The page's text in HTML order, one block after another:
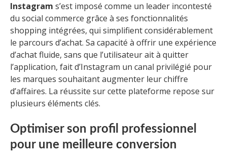
Instagram s’est imposé comme un leader incontesté
du social commerce grâce à ses fonctionnalités
shopping intégrées, qui simplifient considérablement
le parcours d’achat. Sa capacité à offrir une expérience
d’achat fluide, sans que l’utilisateur ait à quitter
l’application, fait d’Instagram un canal privilégié pour
les marques souhaitant augmenter leur chiffre
d’affaires. La réussite sur cette plateforme repose sur
plusieurs éléments clés.
Optimiser son profil professionnel
pour une meilleure conversion